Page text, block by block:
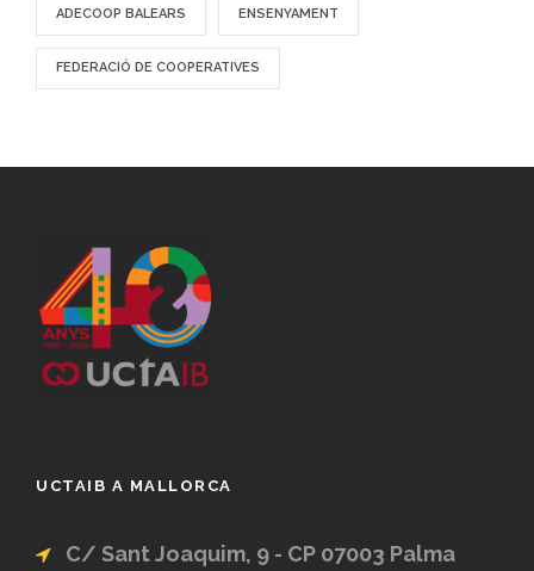
ADECOOP BALEARS ENSENYAMENT
FEDERACIÓ DE COOPERATIVES
UCTAIB A MALLORCA
C/ Sant Joaquim, 9 - CP 07003 Palma